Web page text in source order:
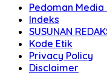
Pedoman Media
Indeks
SUSUNAN
Kode Etik
Privacy Policy
Disclaimer